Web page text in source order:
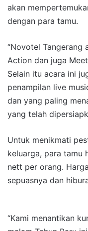
akan
dengan para tamu.
“Novotel Tangerang
Action dan juga
Selain itu acara ini
penampilan live
dan yang paling
yang telah
Untuk menikmati
keluarga, para tamu
nett per orang.
sepuasnya dan
“Kami menantikan